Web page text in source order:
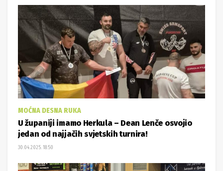
MOĆNA DESNA RUKA
U županiji imamo Herkula – Dean Lenče osvojio
jedan od najjačih svjetskih turnira!
30.04.2025. 18:50